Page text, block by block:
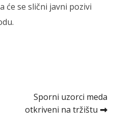
će se slični javni pozivi
Sporni uzorci meda
otkriveni na tržištu